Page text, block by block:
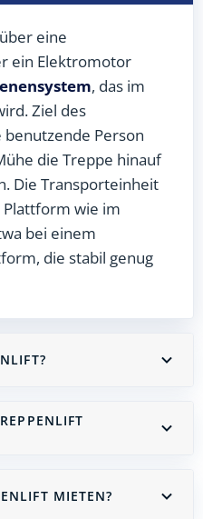
eine
ein Elektromotor
, das im
Ziel des
benutzende Person
die Treppe hinauf
Die Transporteinheit
wie im
bei einem
die stabil genug
MIETEN?